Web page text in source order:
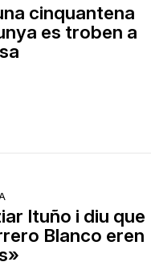
cinquantena
es troben a
Ituño i diu que
Blanco eren